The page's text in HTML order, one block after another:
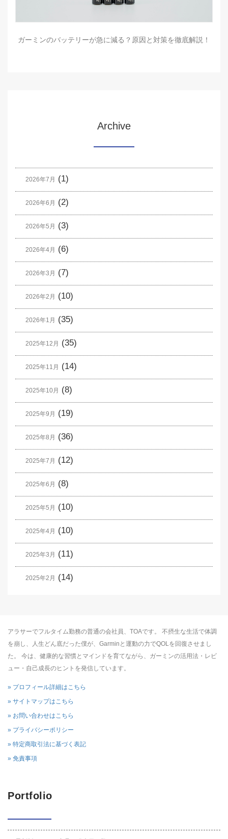
ガーミンのバッテリーが急に減る？原因と対策を徹底解説！
Archive
2026年7月 (1)
2026年6月 (2)
2026年5月 (3)
2026年4月 (6)
2026年3月 (7)
2026年2月 (10)
2026年1月 (35)
2025年12月 (35)
2025年11月 (14)
2025年10月 (8)
2025年9月 (19)
2025年8月 (36)
2025年7月 (12)
2025年6月 (8)
2025年5月 (10)
2025年4月 (10)
2025年3月 (11)
2025年2月 (14)
アラサーでフルタイム勤務の普通の会社員、TOAです。 不摂生な生活で体調
を崩し、人生どん底だった僕が、Garminと運動の力でQOLを回復させまし
た。 今は、健康的な習慣とマインドを育てながら、ガーミンの活用法・レビ
ュー・自己成長のヒントを発信しています。
» プロフィール詳細はこちら
» サイトマップはこちら
» お問い合わせはこちら
» プライバシーポリシー
» 特定商取引法に基づく表記
» 免責事項
Portfolio